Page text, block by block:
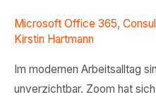
Microsoft Office 365,
Kirstin Hartmann
Im modernen Arbeitsalltag
unverzichtbar. Zoom hat